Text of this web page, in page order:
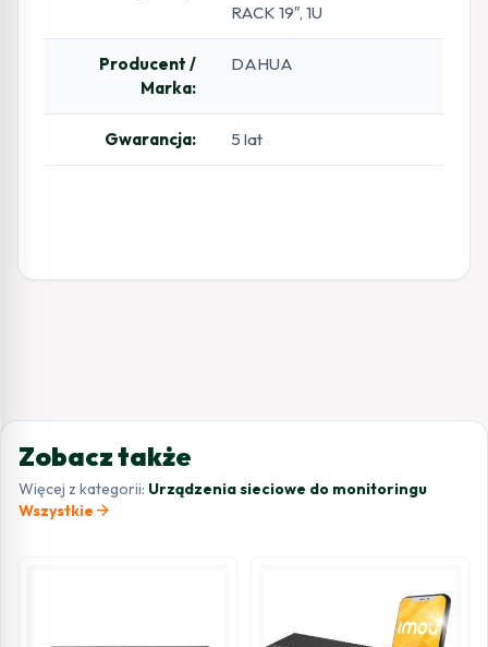
RACK 19″, 1U
Producent /
Marka:
DAHUA
Gwarancja: 5 lat
Zobacz także
Więcej z kategorii: Urządzenia sieciowe do monitoringu
Wszystkie arrow_forward